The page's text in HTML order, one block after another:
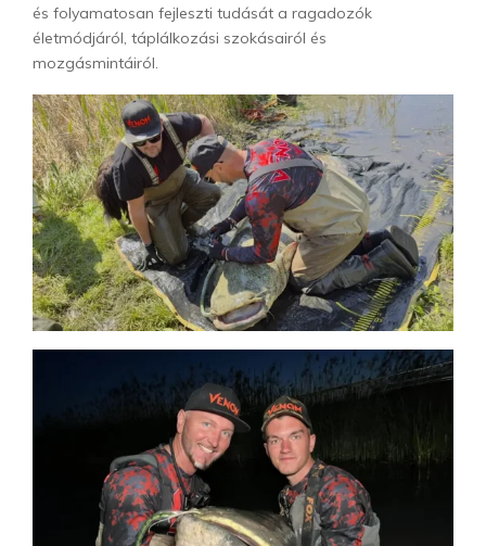
és folyamatosan fejleszti tudását a ragadozók
életmódjáról, táplálkozási szokásairól és
mozgásmintáiról.